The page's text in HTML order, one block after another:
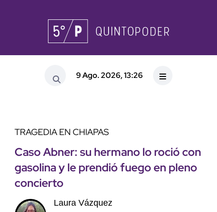
9 Ago. 2026, 13:26
TRAGEDIA EN CHIAPAS
Caso Abner: su hermano lo roció con
gasolina y le prendió fuego en pleno
concierto
Laura Vázquez